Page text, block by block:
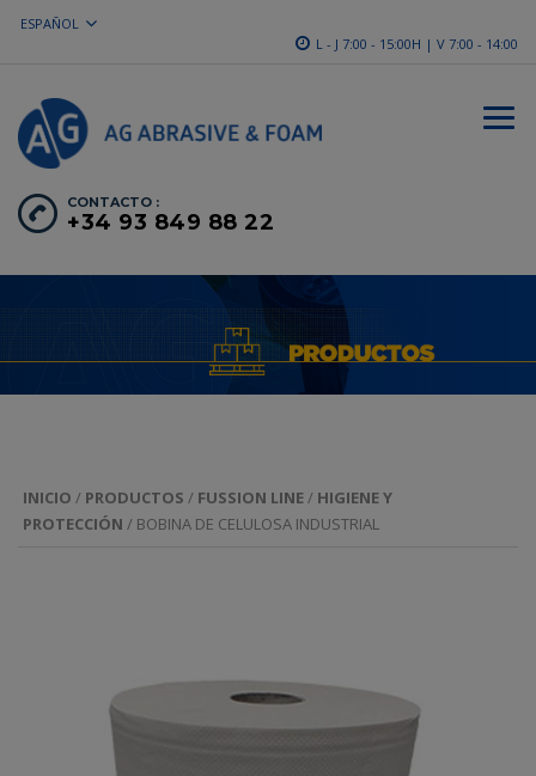
ESPAÑOL
L - J 7:00 - 15:00H | V 7:00 - 14:00
CONTACTO :
+34 93 849 88 22
INICIO / PRODUCTOS / FUSSION LINE / HIGIENE Y
PROTECCIÓN / BOBINA DE CELULOSA INDUSTRIAL